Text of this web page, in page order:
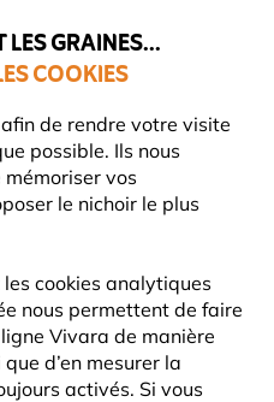
GRAINES...
COOKIES
de rendre votre visite
possible. Ils nous
vos
le nichoir le plus
cookies analytiques
nous permettent de faire
Vivara de manière
d’en mesurer la
activés. Si vous
gratuite dès 59 €
de nourrir les oiseaux
balcon ? Bienvenue dans
à oise Lire La Suite